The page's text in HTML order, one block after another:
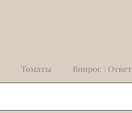
Томаты Вопрос \ Ответ